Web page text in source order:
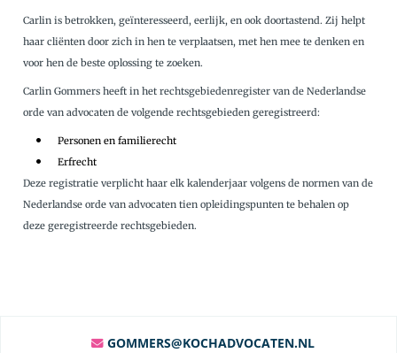
Carlin is betrokken, geïnteresseerd, eerlijk, en ook doortastend. Zij helpt
haar cliënten door zich in hen te verplaatsen, met hen mee te denken en
voor hen de beste oplossing te zoeken.
Carlin Gommers heeft in het rechtsgebiedenregister van de Nederlandse
orde van advocaten de volgende rechtsgebieden geregistreerd:
Personen en familierecht
Erfrecht
Deze registratie verplicht haar elk kalenderjaar volgens de normen van de
Nederlandse orde van advocaten tien opleidingspunten te behalen op
deze geregistreerde rechtsgebieden.
GOMMERS@KOCHADVOCATEN.NL